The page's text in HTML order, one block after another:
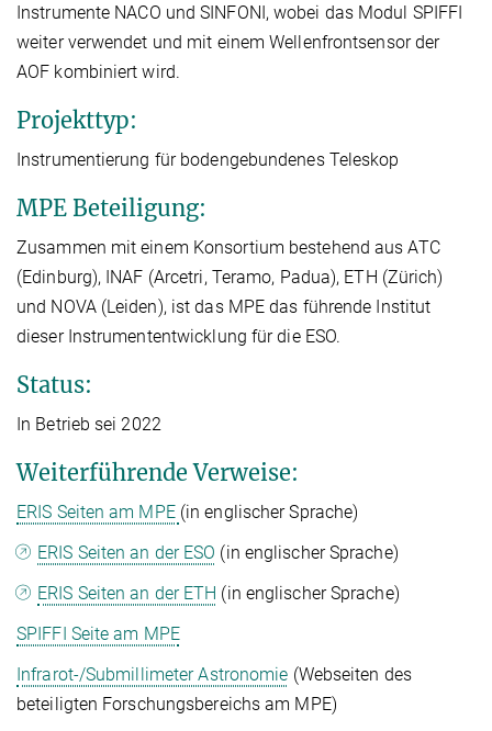
Instrumente NACO und SINFONI, wobei das Modul SPIFFI
weiter verwendet und mit einem Wellenfrontsensor der
AOF kombiniert wird.
Projekttyp:
Instrumentierung für bodengebundenes Teleskop
MPE Beteiligung:
Zusammen mit einem Konsortium bestehend aus ATC
(Edinburg), INAF (Arcetri, Teramo, Padua), ETH (Zürich)
und NOVA (Leiden), ist das MPE das führende Institut
dieser Instrumententwicklung für die ESO.
Status:
In Betrieb sei 2022
Weiterführende Verweise:
ERIS Seiten am MPE (in englischer Sprache)
ERIS Seiten an der ESO (in englischer Sprache)
ERIS Seiten an der ETH (in englischer Sprache)
SPIFFI Seite am MPE
Infrarot-/Submillimeter Astronomie (Webseiten des
beteiligten Forschungsbereichs am MPE)